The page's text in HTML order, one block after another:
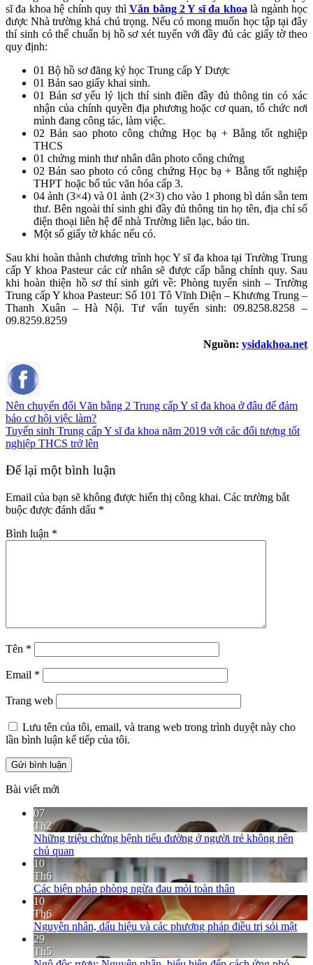
sĩ đa khoa hệ chính quy thìVăn bằng 2 Y sĩ đa khoa là ngành học
được Nhà trường khá chú trọng. Nếu có mong muốn học tập tại đây
thí sinh có thể chuẩn bị hồ sơ xét tuyển với đầy đủ các giấy tờ theo
quy định:
01 Bộ hồ sơ đăng ký học Trung cấp Y Dược
01 Bản sao giấy khai sinh.
01 Bản sơ yếu lý lịch thí sinh điền đầy đủ thông tin có xác
nhận của chính quyền địa phương hoặc cơ quan, tổ chức nơi
mình đang công tác, làm việc.
02 Bản sao photo công chứng Học bạ + Bằng tốt nghiệp
THCS
01 chứng minh thư nhân dân photo công chứng
02 Bản sao photo có công chứng Học bạ + Bằng tốt nghiệp
THPT hoặc bổ túc văn hóa cấp 3.
04 ảnh (3×4) và 01 ảnh (2×3) cho vào 1 phong bì dán sẵn tem
thư. Bên ngoài thí sinh ghi đầy đủ thông tin họ tên, địa chỉ số
điện thoại liên hệ để nhà Trường liên lạc, báo tin.
Một số giấy tờ khác nếu có.
Sau khi hoàn thành chương trình học Y sĩ đa khoa tại Trường Trung
cấp Y khoa Pasteur các cử nhân sẽ được cấp bằng chính quy. Sau
khi hoàn thiện hồ sơ thí sinh gửi về: Phòng tuyển sinh – Trường
Trung cấp Y khoa Pasteur: Số 101 Tô Vĩnh Diện – Khương Trung –
Thanh Xuân – Hà Nội. Tư vấn tuyển sinh: 09.8258.8258 –
09.8259.8259
Nguồn: ysidakhoa.net
Nên chuyển đổi Văn bằng 2 Trung cấp Y sĩ đa khoa ở đâu để đảm
bảo cơ hội việc làm?
Tuyển sinh Trung cấp Y sĩ đa khoa năm 2019 với các đối tượng tốt
nghiệp THCS trở lên
Để lại một bình luận
Email của bạn sẽ không được hiển thị công khai. Các trường bắt
buộc được đánh dấu *
Bình luận *
Tên *
Email *
Trang web
Lưu tên của tôi, email, và trang web trong trình duyệt này cho
lần bình luận kế tiếp của tôi.
Bài viết mới
07
Th2
Những triệu chứng bệnh tiểu đường ở người trẻ không nên
chủ quan
10
Th6
Các biện pháp phòng ngừa đau mỏi toàn thân
10
Th6
Nguyên nhân, dấu hiệu và các phương pháp điều trị sỏi mật
29
Th5